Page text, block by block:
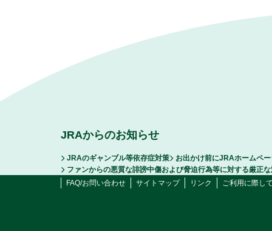
JRAからのお知らせ
JRAのギャンブル等依存症対策
お出かけ前にJRAホームペ
ファンからの悪質な誹謗中傷および脅迫行為等に対する厳正
FAQ/お問い合わせ
サイトマップ リンク ご利用に際し